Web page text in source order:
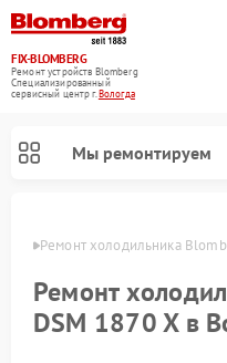
FIX-BLOMBERG
Ремонт устройств Blomberg
Специализированный
cервисный центр г.Вологда
Мы ремонтируем
Ремонт холодильника
Ремонт
DSM 1870 X в